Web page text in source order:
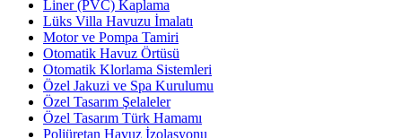
Liner (PVC) Kaplama
Lüks Villa Havuzu İmalatı
Motor ve Pompa Tamiri
Otomatik Havuz Örtüsü
Otomatik Klorlama Sistemleri
Özel Jakuzi ve Spa Kurulumu
Özel Tasarım Şelaleler
Özel Tasarım Türk Hamamı
Poliüretan Havuz İzolasyonu